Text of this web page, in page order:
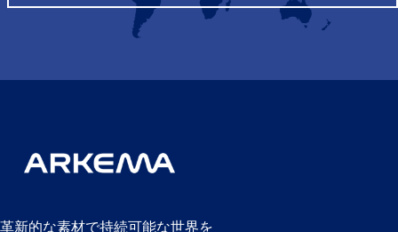
革新的な素材で持続可能な世界を